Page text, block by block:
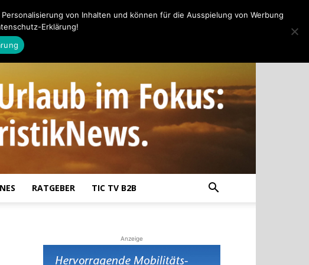
RATGEBER TIC TV B2B
Anzeige
von Inhalten und können für die Ausspielung von Werbung
Erklärung!